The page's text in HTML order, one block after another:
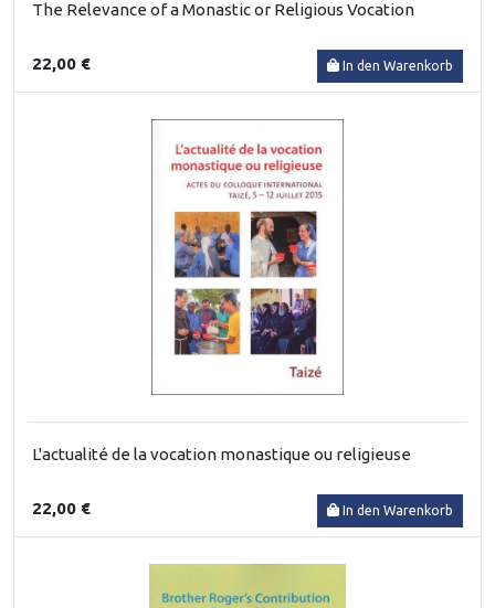
The Relevance of a Monastic or Religious Vocation
22,00 € In den Warenkorb
L'actualité de la vocation monastique ou religieuse
22,00 € In den Warenkorb